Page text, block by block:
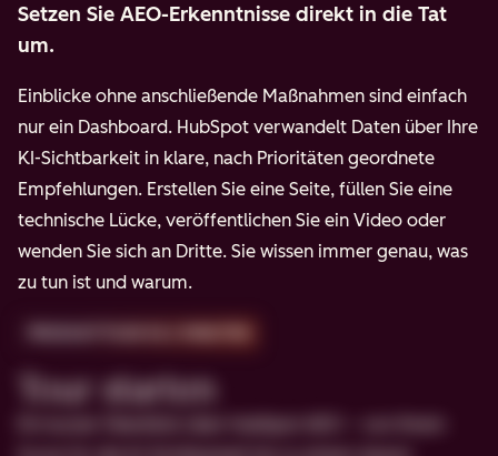
Setzen Sie AEO-Erkenntnisse direkt in die Tat
um.
Einblicke ohne anschließende Maßnahmen sind einfach
nur ein Dashboard. HubSpot verwandelt Daten über Ihre
KI-Sichtbarkeit in klare, nach Prioritäten geordnete
Empfehlungen. Erstellen Sie eine Seite, füllen Sie eine
technische Lücke, veröffentlichen Sie ein Video oder
wenden Sie sich an Dritte. Sie wissen immer genau, was
zu tun ist und warum.
Tour starten